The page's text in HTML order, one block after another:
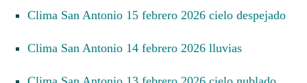
Clima San Antonio 15 febrero 2026 cielo despejado
Clima San Antonio 14 febrero 2026 lluvias